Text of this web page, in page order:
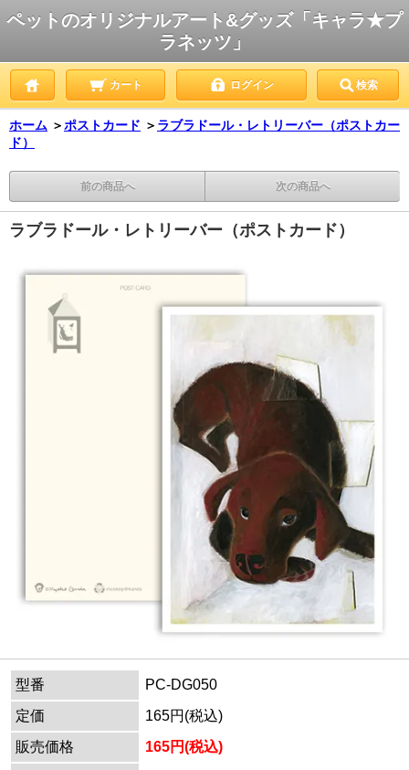
ペットのオリジナルアート&グッズ「キャラ★プ
ラネッツ」
カート ログイン 検索
ホーム ＞ポストカード ＞ ラブラドール・レトリーバー（ポストカー
ド）
前の商品へ 次の商品へ
ラブラドール・レトリーバー（ポストカード）
型番
PC-DG050
定価
165円(税込)
販売価格
165円(税込)